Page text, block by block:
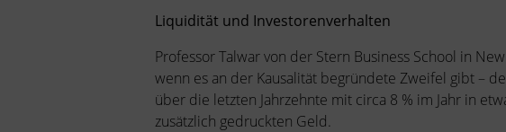
Liquidität und Investorenverhalten
Professor Talwar von der Stern Business School in
wenn es an der Kausalität begründete Zweifel gibt –
über die letzten Jahrzehnte mit circa 8 % im Jahr in
zusätzlich gedruckten Geld.